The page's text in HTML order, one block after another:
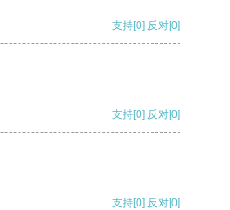
支持[0] 反对[0]
支持[0] 反对[0]
支持[0] 反对[0]